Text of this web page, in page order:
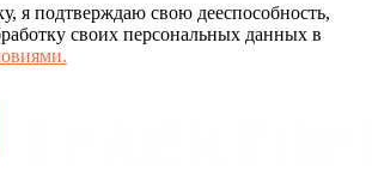
я подтверждаю свою дееспособность,
своих персональных данных в